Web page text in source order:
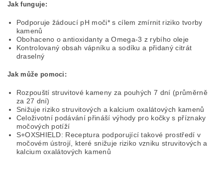
Jak funguje:
Podporuje žádoucí pH moči* s cílem zmírnit riziko tvorby
kamenů
Obohaceno o antioxidanty a Omega-3 z rybího oleje
Kontrolovaný obsah vápníku a sodíku a přidaný citrát
draselný
Jak může pomoci:
Rozpouští struvitové kameny za pouhých 7 dní (průměrně
za 27 dní)
Snižuje riziko struvitových a kalcium oxalátových kamenů
Celoživotní podávání přináší výhody pro kočky s příznaky
močových potíží
S+OXSHIELD: Receptura podporující takové prostředí v
močovém ústrojí, které snižuje riziko vzniku struvitových a
kalcium oxalátových kamenů